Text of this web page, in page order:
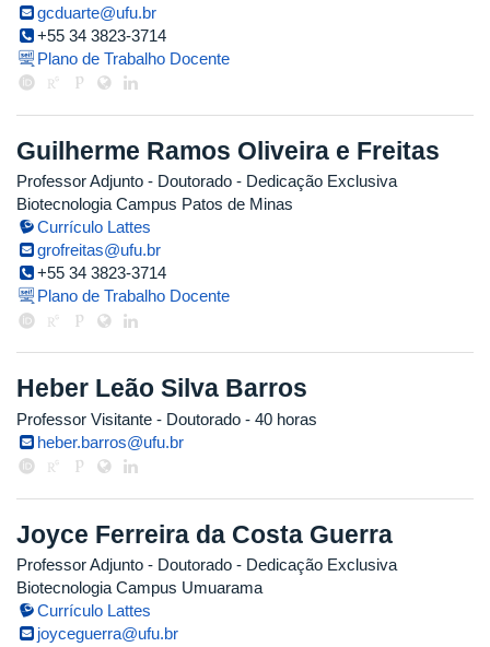
gcduarte@ufu.br
+55 34 3823-3714
Plano de Trabalho Docente
Guilherme Ramos Oliveira e Freitas
Professor Adjunto - Doutorado - Dedicação Exclusiva
Biotecnologia Campus Patos de Minas
Currículo Lattes
grofreitas@ufu.br
+55 34 3823-3714
Plano de Trabalho Docente
Heber Leão Silva Barros
Professor Visitante - Doutorado - 40 horas
heber.barros@ufu.br
Joyce Ferreira da Costa Guerra
Professor Adjunto - Doutorado - Dedicação Exclusiva
Biotecnologia Campus Umuarama
Currículo Lattes
joyceguerra@ufu.br